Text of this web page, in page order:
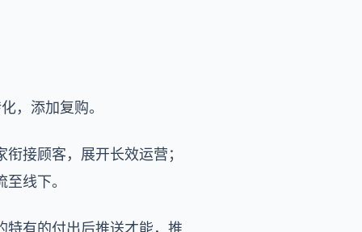
，添加复购。
接顾客，展开长效运营；
线下。
特有的付出后推送才能，推